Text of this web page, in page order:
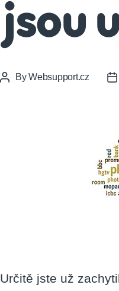
jsou
PostByWebsupport.cz
Určitě jste už